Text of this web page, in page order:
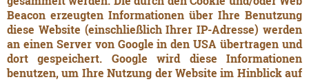
Beacon erzeugten Informationen über Ihre Benutzung
diese Website (einschließlich Ihrer IP-Adresse) werden
an einen Server von Google in den USA übertragen und
dort gespeichert. Google wird diese Informationen
benutzen, um Ihre Nutzung der Website im Hinblick auf